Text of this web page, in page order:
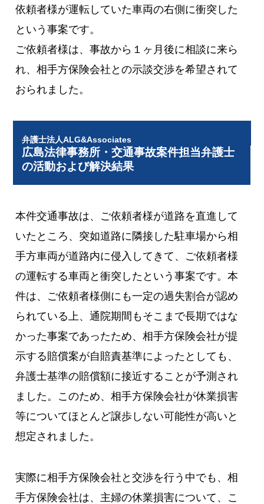
依頼者様が運転していた車両の右側に衝突した
という事案です。
ご依頼者様は、事故から１ヶ月後に相談に来ら
れ、相手方保険会社との示談交渉を希望されて
おられました。
弁護士法人ALG&Associates
広島法律事務所・交通事故案件担当弁護士
の活動および解決結果
本件交通事故は、ご依頼者様が道路を直進して
いたところ、突如道路に隣接した駐車場から相
手方車両が道路内に侵入してきて、ご依頼者様
の運転する車両と衝突したという事案です。本
件は、ご依頼者様側にも一定の過失割合が認め
られている上、通院期間もそこまで長期ではな
かった事案であったため、相手方保険会社が提
示する賠償案が自賠責基準によったとしても、
弁護士基準の賠償額に接近することが予測され
ました。このため、相手方保険会社が休業損害
等についてほとんど譲歩しない可能性が高いと
想定されました。
実際に相手方保険会社と交渉を行う中でも、相
手方保険会社は、主婦の休業損害について、こ